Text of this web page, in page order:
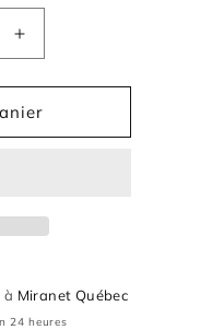
Augmenter
la
quantité
de
Tampon
-
Norton
à Miranet Québec
24 heures